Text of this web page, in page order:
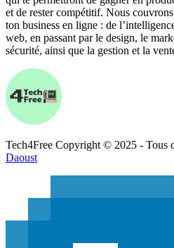
et de rester compétitif. Nous couvrons
ton business en ligne : de
web, en passant par le design, le
sécurité, ainsi que la gestion et la
Tech4Free Copyright © 2025 - Tous
Daoust